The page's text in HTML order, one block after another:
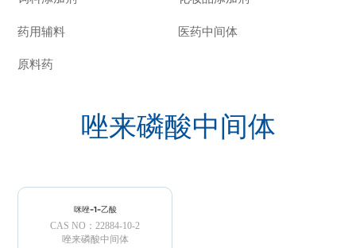
药用辅料 医药中间体
原料药
唑来磷酸中间体
咪唑-1-乙酸
CAS NO：22884-10-2
唑来磷酸中间体